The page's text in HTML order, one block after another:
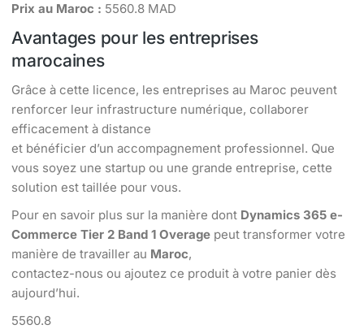
Prix au Maroc : 5560.8 MAD
Avantages pour les entreprises
marocaines
Grâce à cette licence, les entreprises au Maroc peuvent
renforcer leur infrastructure numérique, collaborer
efficacement à distance
et bénéficier d’un accompagnement professionnel. Que
vous soyez une startup ou une grande entreprise, cette
solution est taillée pour vous.
Pour en savoir plus sur la manière dont Dynamics 365 e-
Commerce Tier 2 Band 1 Overage peut transformer votre
manière de travailler au Maroc,
contactez-nous ou ajoutez ce produit à votre panier dès
aujourd’hui.
5560.8